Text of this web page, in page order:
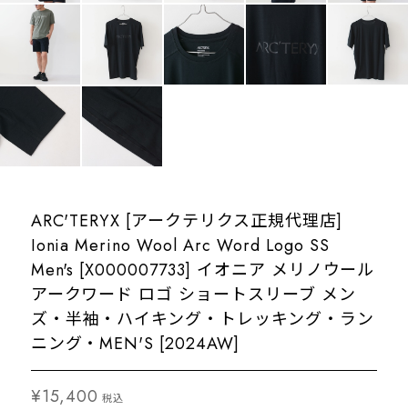
ARC'TERYX [アークテリクス正規代理店]
Ionia Merino Wool Arc Word Logo SS
Men's [X000007733] イオニア メリノウール
アークワード ロゴ ショートスリーブ メン
ズ・半袖・ハイキング・トレッキング・ラン
ニング・MEN'S [2024AW]
¥15,400 税込